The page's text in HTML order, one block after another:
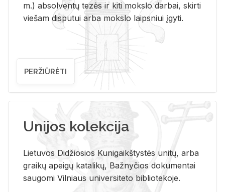
m.) absolventų tezės ir kiti mokslo darbai, skirti
viešam disputui arba mokslo laipsniui įgyti.
PERŽIŪRĖTI
Unijos kolekcija
Lietuvos Didžiosios Kunigaikštystės unitų, arba
graikų apeigų katalikų, Bažnyčios dokumentai
saugomi Vilniaus universiteto bibliotekoje.